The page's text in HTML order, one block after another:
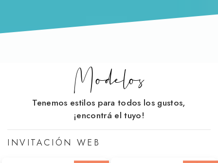
Modelos
Tenemos estilos para todos los gustos,
¡encontrá el tuyo!
INVITACIÓN WEB